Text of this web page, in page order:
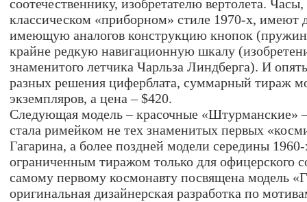
соотечественнику, изобретателю вертолета.
классическом «приборном» стиле 1970-х, имеют
имеющую аналогов конструкцию кнопок
крайне редкую навигационную шкалу
знаменитого летчика Чарльза Линдберга). И
разных решения циферблата, суммарный тираж
экземпляров, а цена – $420.
Следующая модель – красочные «Штурманские»
стала римейком не тех знаменитых первых
Гагарина, а более поздней модели середины
ограниченным тиражом только для офицерского
самому первому космонавту посвящена модель
оригинальная дизайнерская разработка по